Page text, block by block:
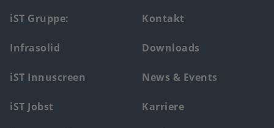
Footer
main
menu
iST Gruppe:
Infrasolid
iST Innuscreen
iST Jobst
Kontakt
Downloads
News & Events
Karriere